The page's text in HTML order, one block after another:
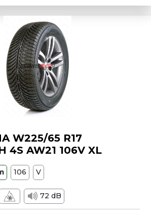
W225/65 R17
4S AW21 106V XL
106 V
72 dB